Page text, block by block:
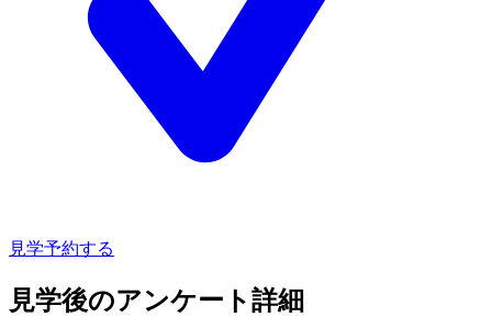
見学予約する
見学後のアンケート詳細